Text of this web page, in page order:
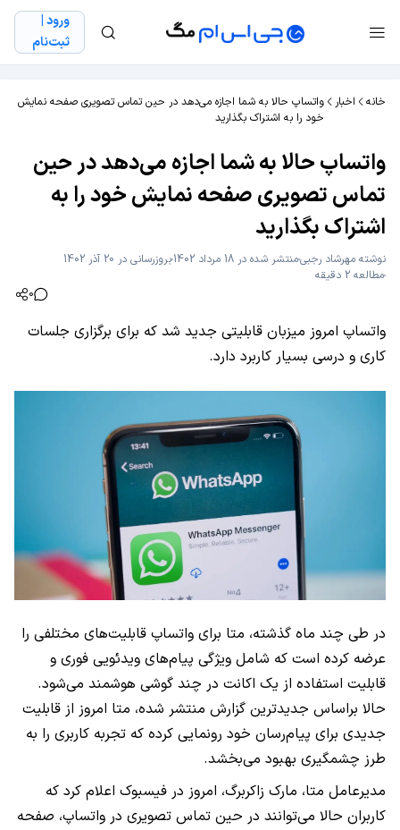
ورود |
ثبت‌نام
خانه اخبار
واتساپ حالا به شما اجازه می‌دهد در حین تماس تصویری صفحه نمایش
خود را به اشتراک بگذارید
واتساپ حالا به شما اجازه می‌دهد در حین
تماس تصویری صفحه نمایش خود را به
اشتراک بگذارید
نوشته مهرشاد رجبیمنتشر شده در 18 مرداد 1402
بروزرسانی در 20 آذر 1402
مطالعه 2 دقیقه
0
واتساپ امروز میزبان قابلیتی جدید شد که برای برگزاری جلسات
کاری و درسی بسیار کاربرد دارد.
در طی چند ماه گذشته، متا برای واتساپ قابلیت‌های مختلفی را
عرضه کرده است که شامل ویژگی پیام‌های ویدئویی فوری و
قابلیت استفاده از یک اکانت در چند گوشی هوشمند می‌شود.
حالا براساس جدیدترین گزارش منتشر شده، متا امروز از قابلیت
جدیدی برای پیام‌رسان خود رونمایی کرده که تجربه کاربری را به
طرز چشمگیری بهبود می‌بخشد.
مدیرعامل متا، مارک زاکربرگ، امروز در فیسبوک اعلام کرد که
کاربران حالا می‌توانند در حین تماس تصویری در واتساپ، صفحه